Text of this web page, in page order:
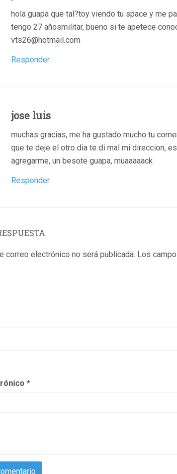
hola guapa que tal?toy viendo tu space y me
tengo 27 añosmilitar, bueno si te apetece
vts26@hotmail.com
Responder
jose luis
muchas gracias, me ha gustado mucho tu
que te deje el otro dia te di mal mi direccion, es
agregarme, un besote guapa, muaaaaack
Responder
correo electrónico no será publicada. Los
*